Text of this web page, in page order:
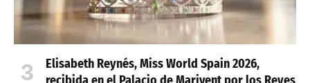
Elisabeth Reynés, Miss World Spain 2026,